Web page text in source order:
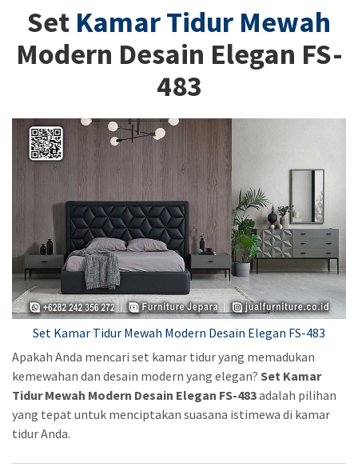
Set Kamar Tidur Mewah
Modern Desain Elegan FS-
483
Set Kamar Tidur Mewah Modern Desain Elegan FS-483
Apakah Anda mencari set kamar tidur yang memadukan
kemewahan dan desain modern yang elegan? Set Kamar
Tidur Mewah Modern Desain Elegan FS-483adalah pilihan
yang tepat untuk menciptakan suasana istimewa di kamar
tidur Anda.